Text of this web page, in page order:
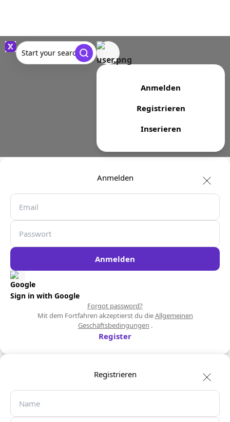
Start your search
Anmelden
Registrieren
Inserieren
Anmelden
Anmelden
Sign in with Google
Forgot password?
Mit dem Fortfahren akzeptierst du dieAllgemeinen
Geschäftsbedingungen .
Register
Registrieren